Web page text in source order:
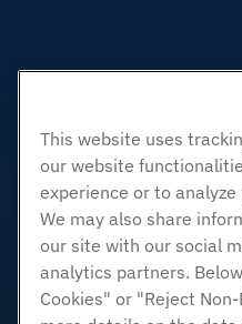
This website uses
our website
experience or to
We may also share
our site with our social
analytics partners.
Cookies" or "Reject